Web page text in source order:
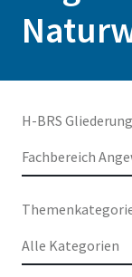
H-BRS